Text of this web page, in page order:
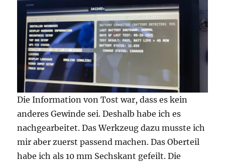
Die Information von Tost war, dass es kein
anderes Gewinde sei. Deshalb habe ich es
nachgearbeitet. Das Werkzeug dazu musste ich
mir aber zuerst passend machen. Das Oberteil
habe ich als 10 mm Sechskant gefeilt. Die